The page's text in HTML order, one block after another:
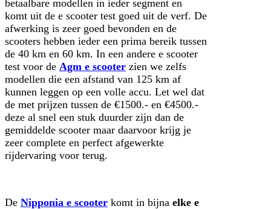
betaalbare modellen in ieder segment en
komt uit de e scooter test goed uit de verf. De
afwerking is zeer goed bevonden en de
scooters hebben ieder een prima bereik tussen
de 40 km en 60 km. In een andere e scooter
test voor de Agm e scooter zien we zelfs
modellen die een afstand van 125 km af
kunnen leggen op een volle accu. Let wel dat
de met prijzen tussen de €1500.- en €4500.-
deze al snel een stuk duurder zijn dan de
gemiddelde scooter maar daarvoor krijg je
zeer complete en perfect afgewerkte
rijdervaring voor terug.
De Nipponia e scooter komt in bijna elke e